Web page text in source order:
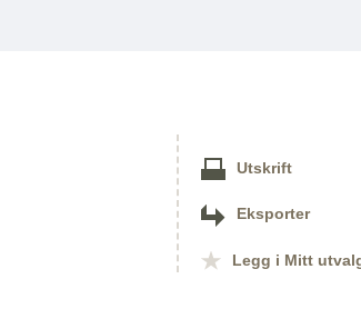
Utskrift
Eksporter
Legg i Mitt